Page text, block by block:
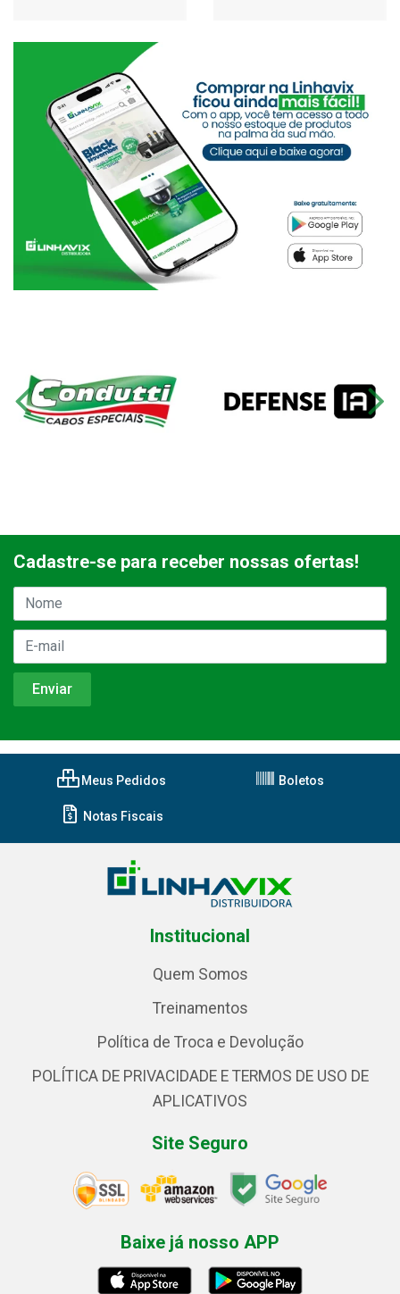
Cadastre-se para receber nossas ofertas!
Meus Pedidos Boletos
Notas Fiscais
Institucional
Quem Somos
Treinamentos
Política de Troca e Devolução
POLÍTICA DE PRIVACIDADE E TERMOS DE USO DE
APLICATIVOS
Site Seguro
Baixe já nosso APP